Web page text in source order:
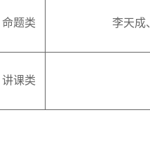
命题类 李天成
讲课类